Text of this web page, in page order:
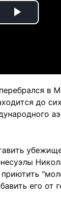
Play
в
до
его от